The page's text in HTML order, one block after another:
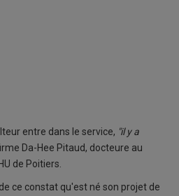
entre dans le service, "il y a
Da-Hee Pitaud, docteure au
de Poitiers.
ce constat qu'est né son projet de